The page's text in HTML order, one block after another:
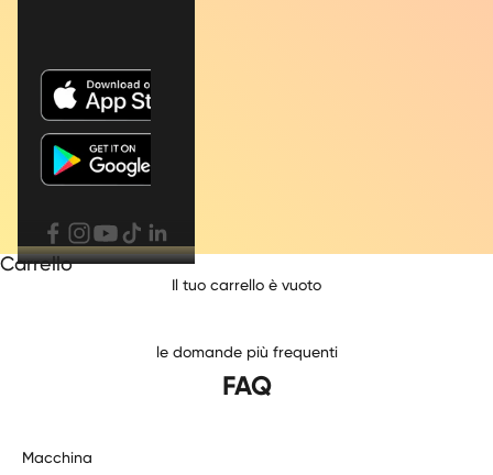
Carrello
Il tuo carrello è vuoto
le domande più frequenti
FAQ
Macchina